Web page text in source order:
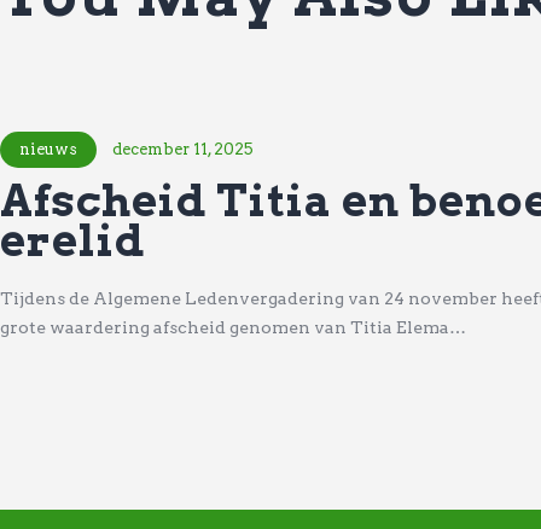
nieuws december 11, 2025
Afscheid Titia en
erelid
Tijdens de Algemene Ledenvergadering van 24 november
grote waardering afscheid genomen van Titia Elema…